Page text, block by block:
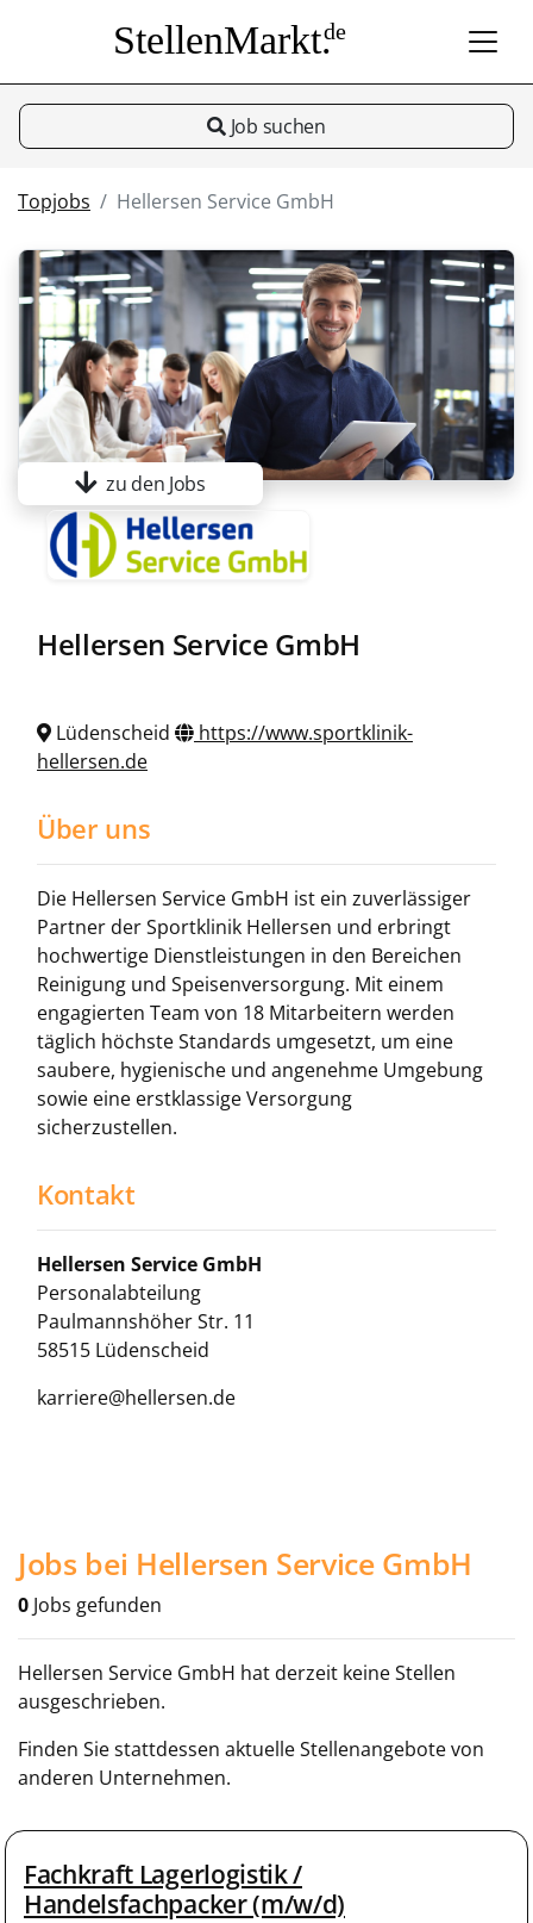
StellenMarkt.de
Job suchen
Topjobs Hellersen Service GmbH
zu den Jobs
Hellersen Service GmbH
Lüdenscheid
https://www.sportklinik-
hellersen.de
Über uns
Die Hellersen Service GmbH ist ein zuverlässiger
Partner der Sportklinik Hellersen und erbringt
hochwertige Dienstleistungen in den Bereichen
Reinigung und Speisenversorgung. Mit einem
engagierten Team von 18 Mitarbeitern werden
täglich höchste Standards umgesetzt, um eine
saubere, hygienische und angenehme Umgebung
sowie eine erstklassige Versorgung
sicherzustellen.
Kontakt
Hellersen Service GmbH
Personalabteilung
Paulmannshöher Str. 11
58515 Lüdenscheid
karriere@hellersen.de
Jobs bei Hellersen Service GmbH
0 Jobs gefunden
Hellersen Service GmbH hat derzeit keine Stellen
ausgeschrieben.
Finden Sie stattdessen aktuelle Stellenangebote von
anderen Unternehmen.
Fachkraft Lagerlogistik /
Handelsfachpacker (m/w/d)